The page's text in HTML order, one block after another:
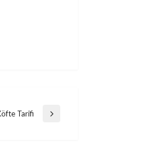
Tarifi